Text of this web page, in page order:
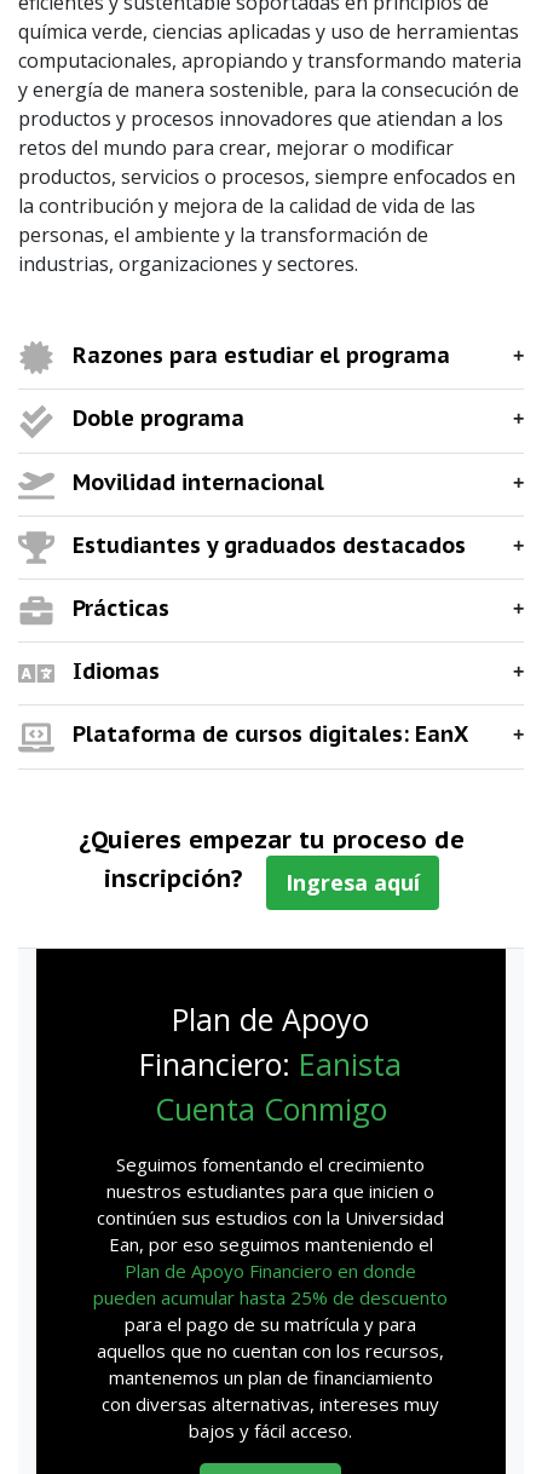
química verde, ciencias aplicadas y uso de herramientas
computacionales, apropiando y transformando materia
y energía de manera sostenible, para la consecución de
productos y procesos innovadores que atiendan a los
retos del mundo para crear, mejorar o modificar
productos, servicios o procesos, siempre enfocados en
la contribución y mejora de la calidad de vida de las
personas, el ambiente y la transformación de
industrias, organizaciones y sectores.
Razones para estudiar el programa
Doble programa
Movilidad internacional
Estudiantes y graduados destacados
Prácticas
Idiomas
Plataforma de cursos digitales: EanX
¿Quieres empezar tu proceso de
inscripción?
Ingresa aquí
Plan de Apoyo
Financiero: Eanista
Cuenta Conmigo
Seguimos fomentando el crecimiento
nuestros estudiantes para que inicien o
continúen sus estudios con la Universidad
Ean, por eso seguimos manteniendo el
Plan de Apoyo Financiero en donde
pueden acumular hasta 25% de descuento
para el pago de su matrícula y para
aquellos que no cuentan con los recursos,
mantenemos un plan de financiamiento
con diversas alternativas, intereses muy
bajos y fácil acceso.